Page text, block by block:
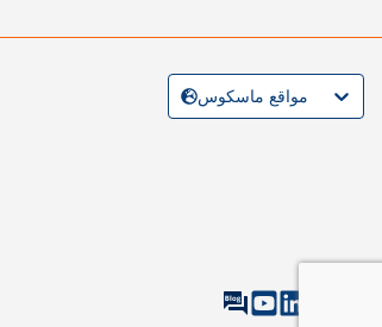
مواقع ماسكوس